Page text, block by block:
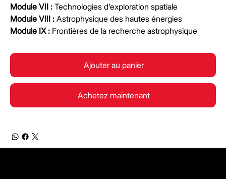
Module VII : Technologies d'exploration spatiale
Module VIII : Astrophysique des hautes énergies
Module IX : Frontières de la recherche astrophysique
Ajouter au panier
Achetez maintenant